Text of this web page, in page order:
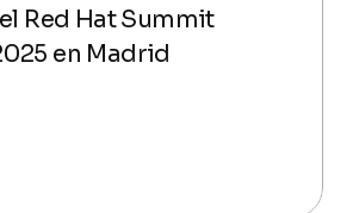
Red Hat Summit
en Madrid